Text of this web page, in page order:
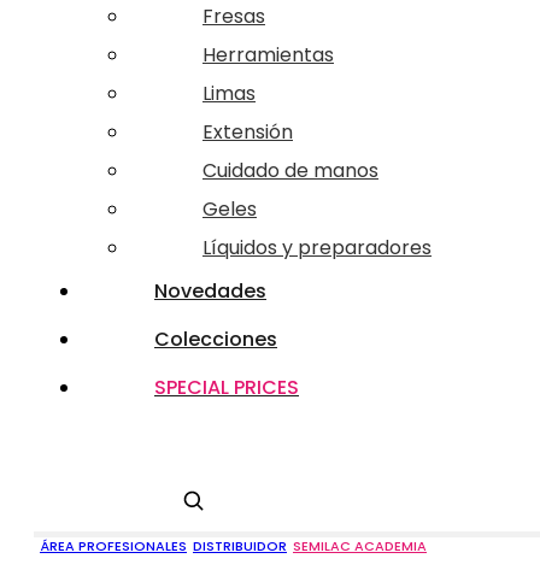
Fresas
Herramientas
Limas
Extensión
Cuidado de manos
Geles
Líquidos y preparadores
Novedades
Colecciones
SPECIAL PRICES
ÁREA PROFESIONALES DISTRIBUIDOR SEMILAC ACADEMIA